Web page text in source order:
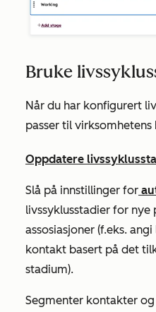
Bruke
Når du har konfigurert
passer til
Oppdatere
Slå på innstillinger for
livssyklusstadier for nye
assosiasjoner (f.eks.
kontakt basert på det
stadium).
Segmenter kontakter